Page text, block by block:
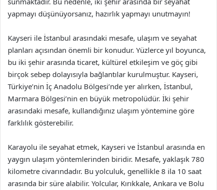
yapmayı düşünüyorsanız, hazırlık yapmayı unutmayın!
Kayseri ile İstanbul arasındaki mesafe, ulaşım ve seyahat
planları açısından önemli bir konudur. Yüzlerce yıl boyunca,
bu iki şehir arasında ticaret, kültürel etkileşim ve göç gibi
birçok sebep dolayısıyla bağlantılar kurulmuştur. Kayseri,
Türkiye’nin İç Anadolu Bölgesi’nde yer alırken, İstanbul,
Marmara Bölgesi’nin en büyük metropolüdür. İki şehir
arasındaki mesafe, kullandığınız ulaşım yöntemine göre
farklılık gösterebilir.
Karayolu ile seyahat etmek, Kayseri ve İstanbul arasında en
yaygın ulaşım yöntemlerinden biridir. Mesafe, yaklaşık 780
kilometre civarındadır. Bu yolculuk, genellikle 8 ila 10 saat
arasında bir süre alabilir. Yolcular, Kırıkkale, Ankara ve Bolu